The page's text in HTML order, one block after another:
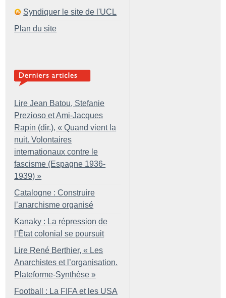
Syndiquer le site de l'UCL
Plan du site
Lire Jean Batou, Stefanie
Prezioso et Ami-Jacques
Rapin (dir.), « Quand vient la
nuit. Volontaires
internationaux contre le
fascisme (Espagne 1936-
1939) »
Catalogne : Construire
l’anarchisme organisé
Kanaky : La répression de
l’État colonial se poursuit
Lire René Berthier, « Les
Anarchistes et l’organisation.
Plateforme-Synthèse »
Football : La FIFA et les USA